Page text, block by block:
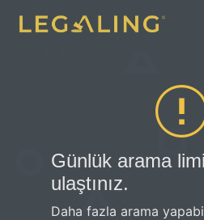
Günlük arama
ulaştınız.
Daha fazla arama